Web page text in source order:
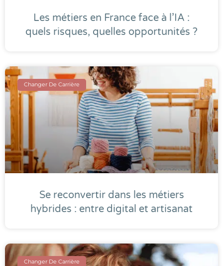
Les métiers en France face à l’IA :
quels risques, quelles opportunités ?
Changer De Carrière
Se reconvertir dans les métiers
hybrides : entre digital et artisanat
Changer De Carrière